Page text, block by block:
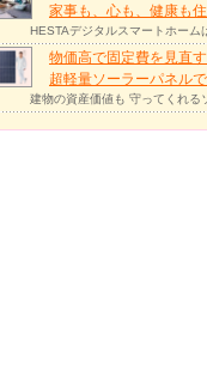
家事も、心も、健康も
HESTAデジタルスマートホーム
物価高で固定費を見直
超軽量ソーラーパネル
建物の資産価値も 守ってくれる